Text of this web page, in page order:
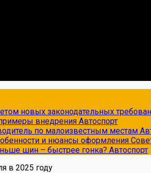
новых законодательных
внедрения Автоспорт
по малоизвестным местам
и нюансы оформления
шин – быстрее гонка? Автоспорт
в 2025 году